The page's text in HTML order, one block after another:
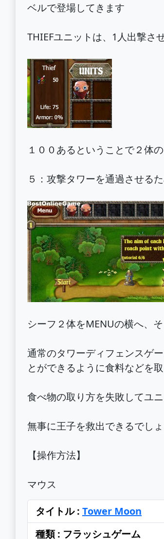
ベルで登場してきます
THIEFユニットは、1人出撃さ
１００あるということで２体
５：攻撃タワーを通過させる
シーフ２体をMENUの横へ、
通常のタワーディフェンスゲ
とができるように食料などを
食べ物の取り方を失敗してユ
無事に王子を救出できるでしょ
【操作方法】
マウス
タイトル : Tower Moon
種類 : フラッシュゲーム